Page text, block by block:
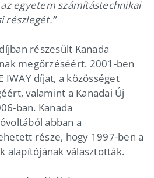
egyetem számítástechnikai
részlegét.”
részesült Kanada
megőrzéséért. 2001-ben
IWAY díjat, a közösséget
valamint a Kanadai Új
ban. Kanada
abban a
része, hogy 1997-ben a
alapítójának választották.